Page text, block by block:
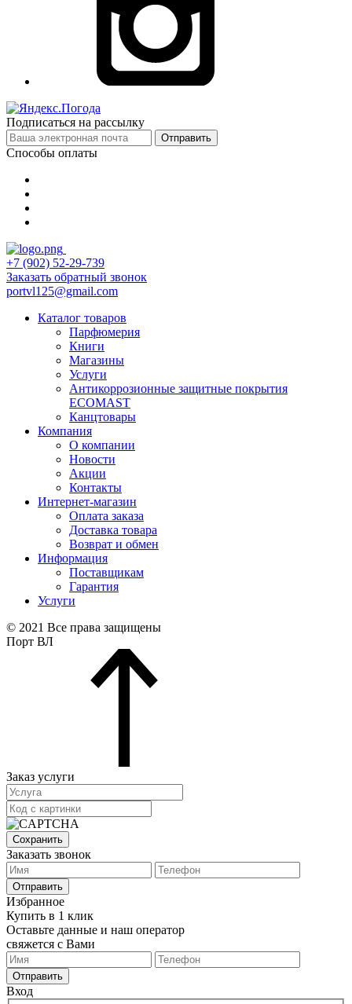
Подписаться на рассылку
Отправить
Способы оплаты
+7 (902) 52-29-739
Заказать обратный звонок
portvl125@gmail.com
Каталог товаров
Парфюмерия
Книги
Магазины
Услуги
Антикоррозионные защитные покрытия
ECOMAST
Канцтовары
Компания
О компании
Новости
Акции
Контакты
Интернет-магазин
Оплата заказа
Доставка товара
Возврат и обмен
Информация
Поставщикам
Гарантия
Услуги
© 2021 Все права защищены
Порт ВЛ
Заказ услуги
Сохранить
Заказать звонок
Отправить
Избранное
Купить в 1 клик
Оставьте данные и наш оператор
свяжется с Вами
Отправить
Вход